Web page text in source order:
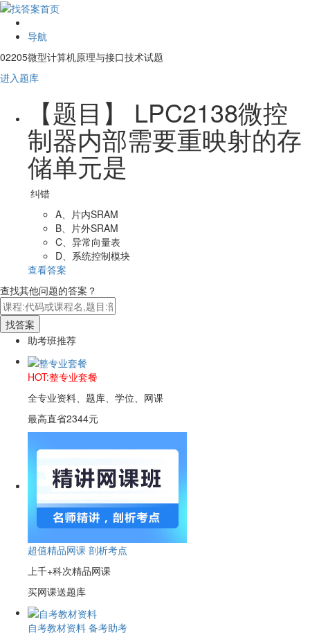
导航
02205微型计算机原理与接口技术试题
进入题库
【题目】 LPC2138微控
制器内部需要重映射的存
储单元是
纠错
A、片内SRAM
B、片外SRAM
C、异常向量表
D、系统控制模块
查看答案
查找其他问题的答案？
助考班推荐
HOT:整专业套餐
全专业资料、题库、学位、网课
最高直省2344元
超值精品网课 剖析考点
上千+科次精品网课
买网课送题库
自考教材资料 备考助考